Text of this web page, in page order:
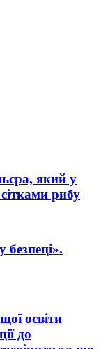
який у
рибу
освіти
до